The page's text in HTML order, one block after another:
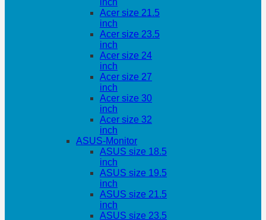
inch
Acer size 21.5
inch
Acer size 23.5
inch
Acer size 24
inch
Acer size 27
inch
Acer size 30
inch
Acer size 32
inch
ASUS-Monitor
ASUS size 18.5
inch
ASUS size 19.5
inch
ASUS size 21.5
inch
ASUS size 23.5